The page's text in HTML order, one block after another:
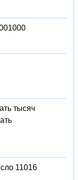
тысяч
11016